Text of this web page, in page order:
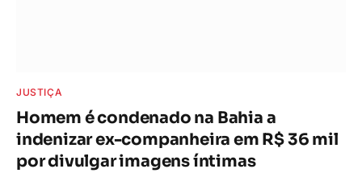
JUSTIÇA
Homem é condenado na Bahia a
indenizar ex-companheira em R$ 36 mil
por divulgar imagens íntimas